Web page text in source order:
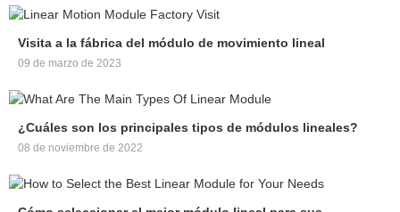
Visita a la fábrica del módulo de movimiento lineal
09 de marzo de 2023
¿Cuáles son los principales tipos de módulos lineales?
08 de noviembre de 2022